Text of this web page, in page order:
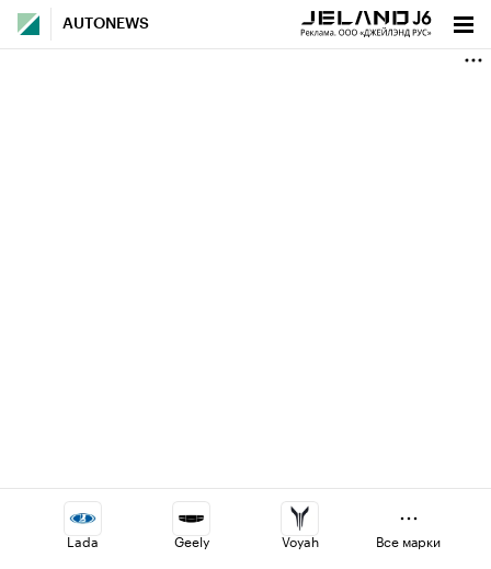
AUTONEWS
Lada Geely Voyah Все марки